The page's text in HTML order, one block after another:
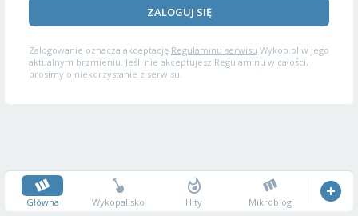
ZALOGUJ SIĘ
Zalogowanie oznacza akceptację Regulaminu serwisu Wykop.pl w jego
aktualnym brzmieniu. Jeśli nie akceptujesz Regulaminu w całości,
prosimy o niekorzystanie z serwisu.
Główna Wykopalisko Hity Mikroblog